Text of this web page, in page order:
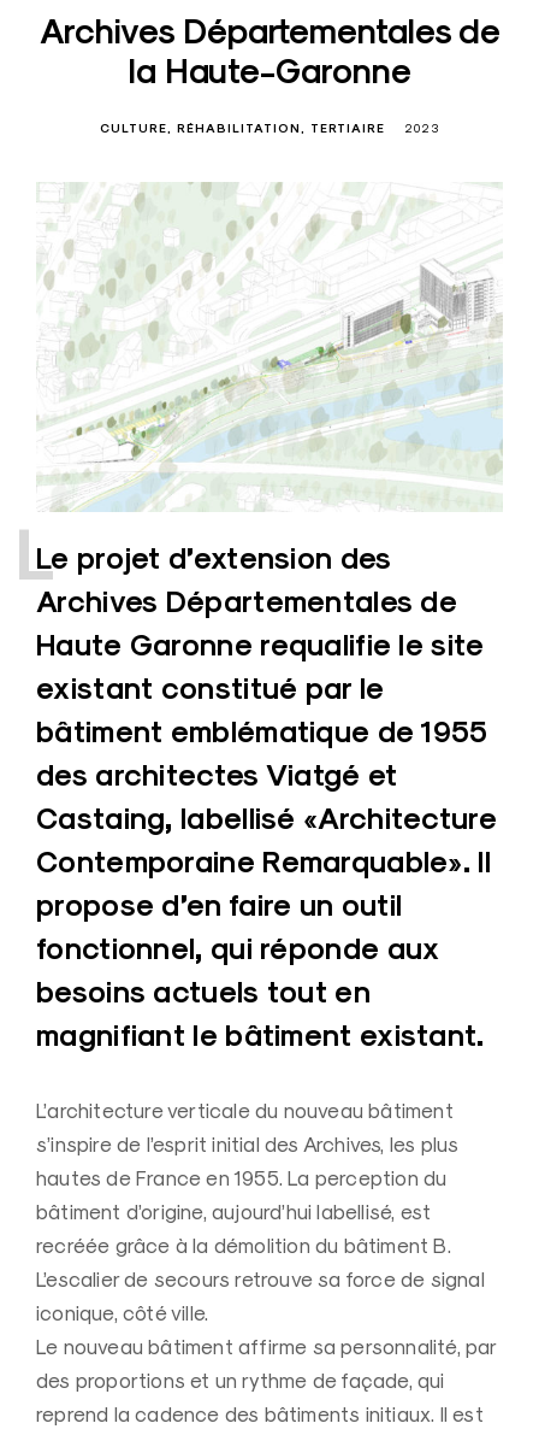
Archives Départementales de
la Haute-Garonne
CULTURE RÉHABILITATION TERTIAIRE 2023
Le projet d’extension des
Archives Départementales de
Haute Garonne requalifie le site
existant constitué par le
bâtiment emblématique de 1955
des architectes Viatgé et
Castaing, labellisé «Architecture
Contemporaine Remarquable». Il
propose d’en faire un outil
fonctionnel, qui réponde aux
besoins actuels tout en
magnifiant le bâtiment existant.
L’architecture verticale du nouveau bâtiment
s’inspire de l’esprit initial des Archives, les plus
hautes de France en 1955. La perception du
bâtiment d’origine, aujourd’hui labellisé, est
recréée grâce à la démolition du bâtiment B.
L’escalier de secours retrouve sa force de signal
iconique, côté ville.
Le nouveau bâtiment affirme sa personnalité, par
des proportions et un rythme de façade, qui
reprend la cadence des bâtiments initiaux. Il est